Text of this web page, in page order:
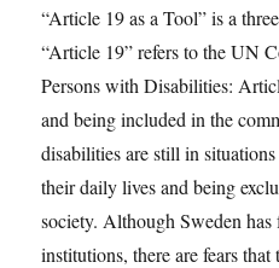
“Article 19 as a Tool” is a
“Article 19” refers to the UN
Persons with Disabilities:
and being included in the
disabilities are still in
their daily lives and being
society. Although Sweden
institutions, there are fears